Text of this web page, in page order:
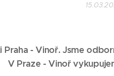
- Vinoř. Jsme
V Praze -Vinoř